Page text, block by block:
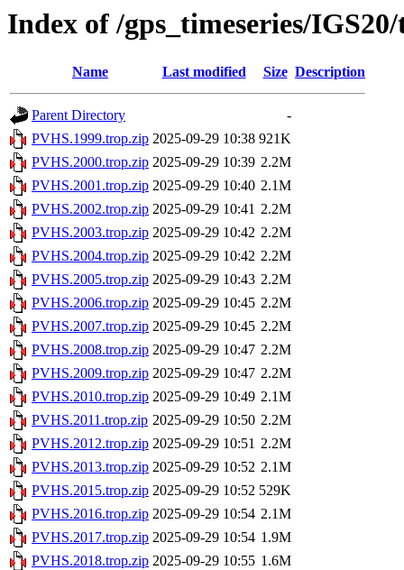
Index of /gps_timeseries/
Name Last modified Size Description
Parent Directory
-
PVHS.1999.trop.zip 2025-09-29 10:38 921K
PVHS.2000.trop.zip 2025-09-29 10:39 2.2M
PVHS.2001.trop.zip 2025-09-29 10:40 2.1M
PVHS.2002.trop.zip 2025-09-29 10:41 2.2M
PVHS.2003.trop.zip 2025-09-29 10:42 2.2M
PVHS.2004.trop.zip 2025-09-29 10:42 2.2M
PVHS.2005.trop.zip 2025-09-29 10:43 2.2M
PVHS.2006.trop.zip 2025-09-29 10:45 2.2M
PVHS.2007.trop.zip 2025-09-29 10:45 2.2M
PVHS.2008.trop.zip 2025-09-29 10:47 2.2M
PVHS.2009.trop.zip 2025-09-29 10:47 2.2M
PVHS.2010.trop.zip 2025-09-29 10:49 2.1M
PVHS.2011.trop.zip 2025-09-29 10:50 2.2M
PVHS.2012.trop.zip 2025-09-29 10:51 2.2M
PVHS.2013.trop.zip 2025-09-29 10:52 2.1M
PVHS.2015.trop.zip 2025-09-29 10:52 529K
PVHS.2016.trop.zip 2025-09-29 10:54 2.1M
PVHS.2017.trop.zip 2025-09-29 10:54 1.9M
PVHS.2018.trop.zip 2025-09-29 10:55 1.6M